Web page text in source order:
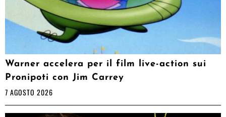
Warner accelera per il film live-action sui
Pronipoti con Jim Carrey
7 AGOSTO 2026